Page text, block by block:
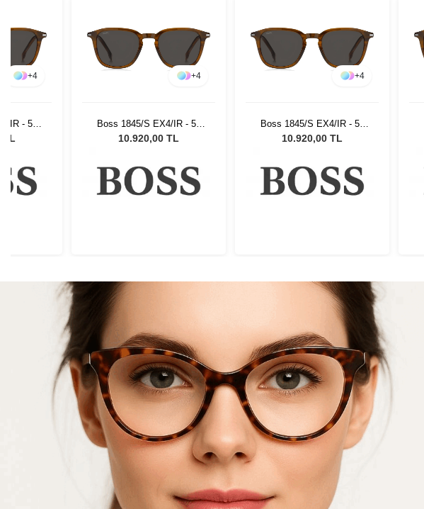
+4
IR - 51
TL
+4
Boss 1845/S EX4/IR - 51
Unisex Güneş Gözlüğü
10.920,00 TL
+4
Boss 1845/S EX4/IR - 51
Unisex Güneş Gözlüğü
10.920,00 TL